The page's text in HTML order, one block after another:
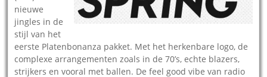
nieuwe
jingles in de
stijl van het
eerste Platenbonanza pakket. Met het herkenbare logo, de
complexe arrangementen zoals in de 70’s, echte blazers,
strijkers en vooral met ballen. De feel good vibe van radio